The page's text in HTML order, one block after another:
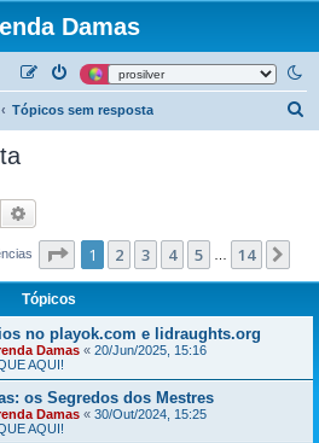
Damas
Tópicos sem resposta
s
Pesquisar
Página de 14
1 2 3 4 5 14
Tópicos
no playok.com e lidraughts.org
Damas « 20/Jun/2025, 15:16
AQUI!
os Segredos dos Mestres
Damas « 30/Out/2024, 15:25
AQUI!